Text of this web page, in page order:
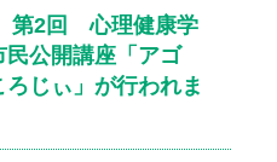
第2回 心理健康学
民公開講座「アゴ
ろじぃ」が行われま